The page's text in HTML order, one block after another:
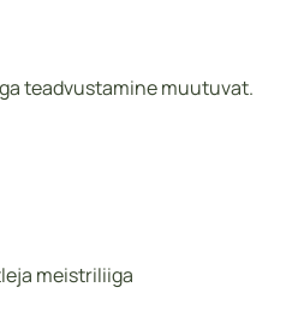
teadvustamine muutuvat.
meistriliiga